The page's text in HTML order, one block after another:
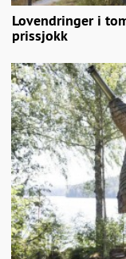
Lovendringer i
prissjokk